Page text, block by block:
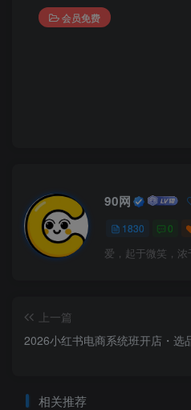
会员免费
90网
1830 0
爱，起于微笑，
上一篇
2026小红书电商系统班开店・选
相关推荐